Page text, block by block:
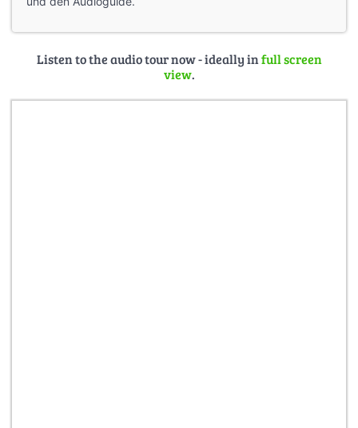
Listen to the audio tour now - ideally infull screen
view.